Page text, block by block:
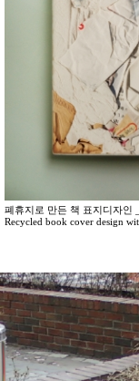
폐휴지로 만든 책 표지디자인
Recycled book cover design